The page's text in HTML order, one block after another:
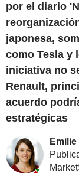
por el diario
japonesa,
como Tesla y
iniciativa no
Renault,
acuerdo
estratégicas